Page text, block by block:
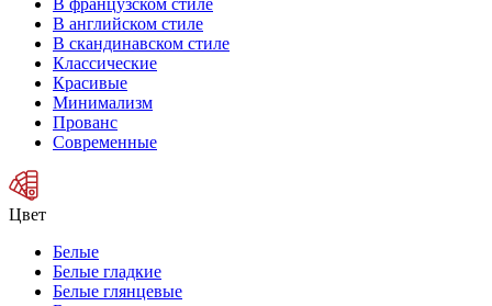
В французском стиле
В английском стиле
В скандинавском стиле
Классические
Красивые
Минимализм
Прованс
Современные
Цвет
Белые
Белые гладкие
Белые глянцевые